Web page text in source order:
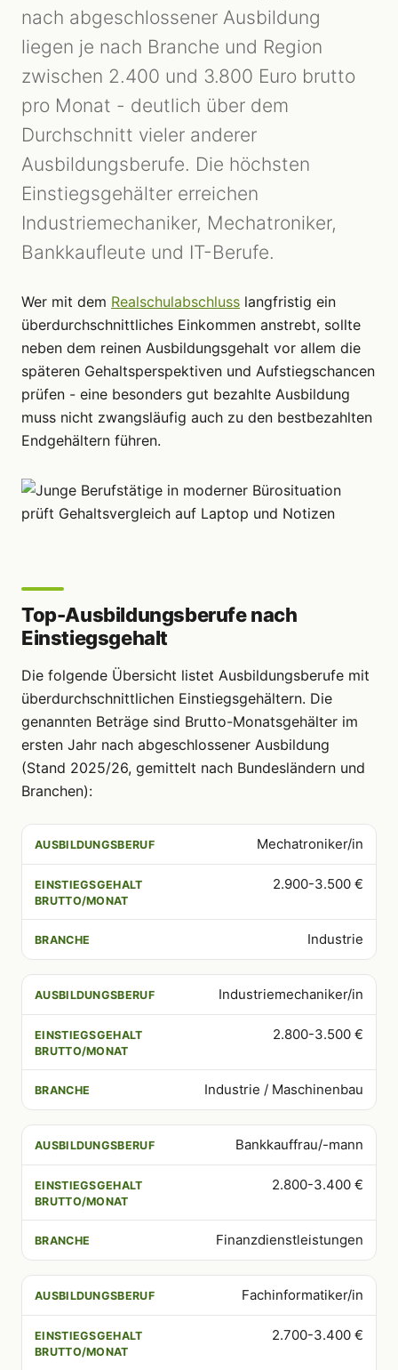
nach abgeschlossener Ausbildung
liegen je nach Branche und Region
zwischen 2.400 und 3.800 Euro brutto
pro Monat - deutlich über dem
Durchschnitt vieler anderer
Ausbildungsberufe. Die höchsten
Einstiegsgehälter erreichen
Industriemechaniker, Mechatroniker,
Bankkaufleute und IT-Berufe.
Wer mit dem Realschulabschluss langfristig ein
überdurchschnittliches Einkommen anstrebt, sollte
neben dem reinen Ausbildungsgehalt vor allem die
späteren Gehaltsperspektiven und Aufstiegschancen
prüfen - eine besonders gut bezahlte Ausbildung
muss nicht zwangsläufig auch zu den bestbezahlten
Endgehältern führen.
Top-Ausbildungsberufe nach
Einstiegsgehalt
Die folgende Übersicht listet Ausbildungsberufe mit
überdurchschnittlichen Einstiegsgehältern. Die
genannten Beträge sind Brutto-Monatsgehälter im
ersten Jahr nach abgeschlossener Ausbildung
(Stand 2025/26, gemittelt nach Bundesländern und
Branchen):
AUSBILDUNGSBERUF EINSTIEGSGEHALT BRUTTO/MONAT
Mechatroniker/in
2.900-3.500 €
Industrie
Industriemechaniker/in
2.800-3.500 €
Industrie / Maschinenbau
Bankkauffrau/-mann
2.800-3.400 €
Finanzdienstleistungen
Fachinformatiker/in
2.700-3.400 €